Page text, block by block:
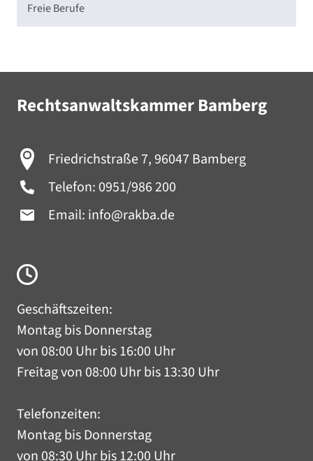
Freie Berufe
Rechtsanwaltskammer Bamberg
Friedrichstraße 7, 96047 Bamberg
Telefon: 0951/986 200
Email: info@rakba.de
Geschäftszeiten:
Montag bis Donnerstag
von 08:00 Uhr bis 16:00 Uhr
Freitag von 08:00 Uhr bis 13:30 Uhr
Telefonzeiten:
Montag bis Donnerstag
von 08:30 Uhr bis 12:00 Uhr